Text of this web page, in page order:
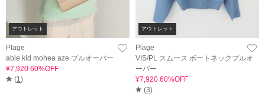
アウトレット
Plage
able kid mohea aze プルオーバー
¥7,920 60%OFF
(1)
アウトレット
Plage
VIS/PL スムース ボートネックプルオ
ーバー
¥7,920 60%OFF
(3)